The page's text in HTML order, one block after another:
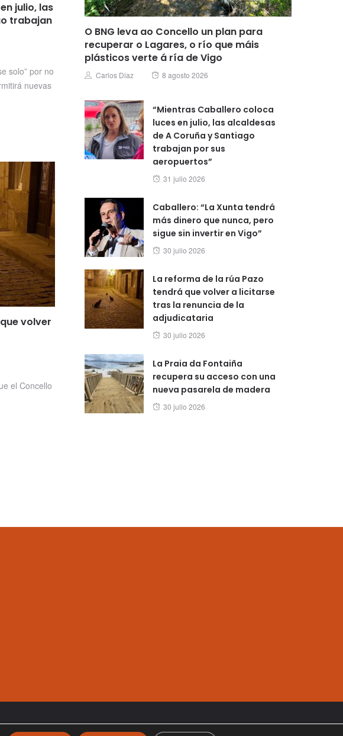
julio, las
trabajan
solo” por no
nuevas
volver
el Concello
O BNG leva ao Concello un plan para
recuperar o Lagares, o río que máis
plásticos verte á ría de Vigo
Author
Carlos Diaz
Posted
8 agosto 2026
“Mientras Caballero coloca
luces en julio, las alcaldesas
de A Coruña y Santiago
trabajan por sus
aeropuertos”
Posted
31 julio 2026
Caballero: “La Xunta tendrá
más dinero que nunca, pero
sigue sin invertir en Vigo”
Posted
30 julio 2026
La reforma de la rúa Pazo
tendrá que volver a licitarse
tras la renuncia de la
adjudicataria
Posted
30 julio 2026
La Praia da Fontaiña
recupera su acceso con una
nueva pasarela de madera
Posted
30 julio 2026